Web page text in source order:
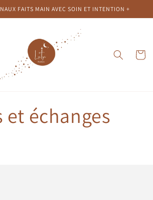
FAITS MAIN AVEC SOIN ET INTENTION +
Panier
et échanges